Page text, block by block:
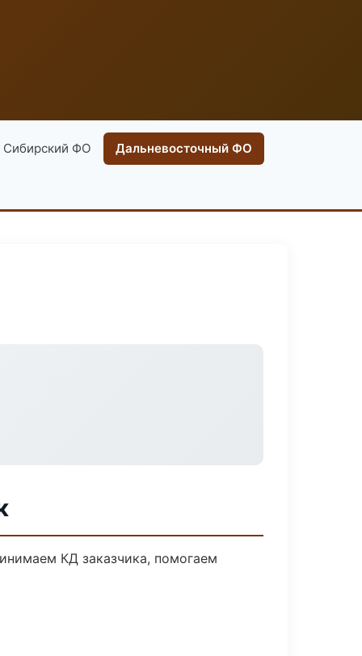
Сибирский ФО Дальневосточный ФО
КД заказчика, помогаем